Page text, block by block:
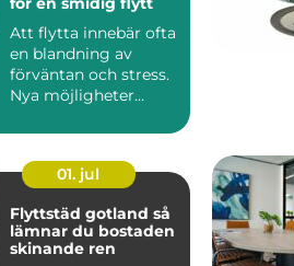
Att flytta innebär ofta
en blandning av
förväntan och stress.
Nya möjligheter
samtidigt ...
01. jul
Flyttstäd gotland så
lämnar du bostaden
skinande ren